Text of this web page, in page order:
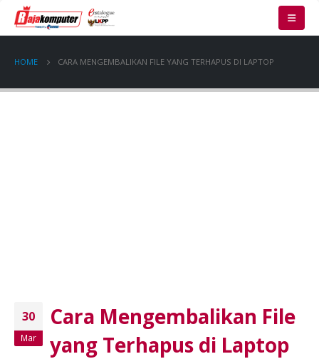
HOME CARA MENGEMBALIKAN FILE YANG TERHAPUS DI LAPTOP
30
Mar
Cara Mengembalikan File
yang Terhapus di Laptop